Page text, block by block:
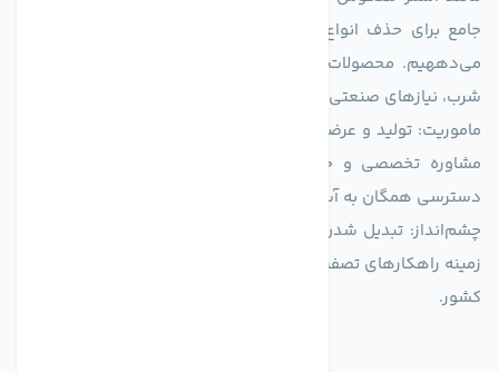
جامع برای حذف انواع آلاینده‌ها، املاح و نمک از منابع آبی ارائه
می‌دههیم. محصولات ما برای مصارف متنوعی از جمله تأمین آب
شرب، نیازهای صنعتی و کشاورزی طراحی و بهینه‌سازی شده‌اند.
ماموریت: تولید و عرضه محصولاتی با بالاترین استاندارد کیفی، ارائه
مشاوره تخصصی و خدمات پس از فروش مطمئن برای تضمین
دسترسی همگان به آب پاک و سالم.
چشم‌انداز: تبدیل شدن به انتخاب اول صنایع و مصرف‌کنندگان در
زمینه راهکارهای تصفیه آب و ایفای نقشی کلیدی در حفظ منابع آبی
کشور.